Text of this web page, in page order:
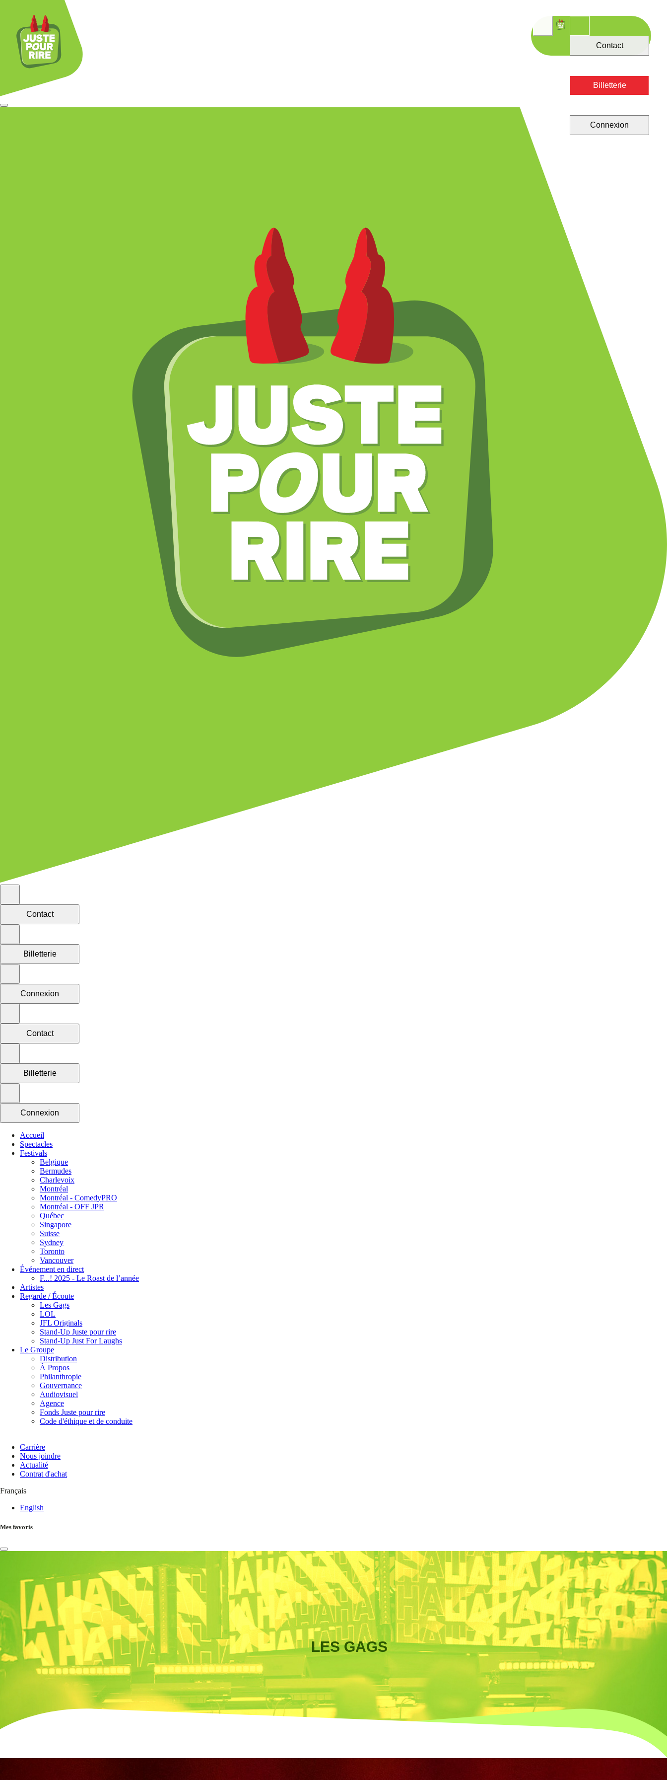
Contact
Billetterie
Connexion
Contact
Billetterie
Connexion
Contact
Billetterie
Connexion
Accueil
Spectacles
Festivals
Belgique
Bermudes
Charlevoix
Montréal
Montréal - ComedyPRO
Montréal - OFF JPR
Québec
Singapore
Suisse
Sydney
Toronto
Vancouver
Événement en direct
F...! 2025 - Le Roast de l’année
Artistes
Regarde / Écoute
Les Gags
LOL
JFL Originals
Stand-Up Juste pour rire
Stand-Up Just For Laughs
Le Groupe
Distribution
À Propos
Philanthropie
Gouvernance
Audiovisuel
Agence
Fonds Juste pour rire
Code d'éthique et de conduite
Carrière
Nous joindre
Actualité
Contrat d'achat
Français
English
Mes favoris
LES GAGS